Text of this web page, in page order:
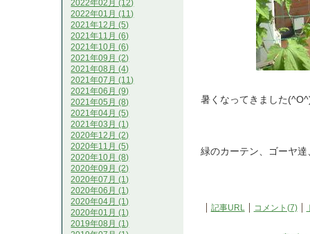
暑くなってきました
緑のカーテン、ゴーヤ
記事URL コメント(7)
2022年02月 (12)
2022年01月 (11)
2021年12月 (5)
2021年11月 (6)
2021年10月 (6)
2021年09月 (2)
2021年08月 (4)
2021年07月 (11)
2021年06月 (9)
2021年05月 (8)
2021年04月 (5)
2021年03月 (1)
2020年12月 (2)
2020年11月 (5)
2020年10月 (8)
2020年09月 (2)
2020年07月 (1)
2020年06月 (1)
2020年04月 (1)
2020年01月 (1)
2019年08月 (1)